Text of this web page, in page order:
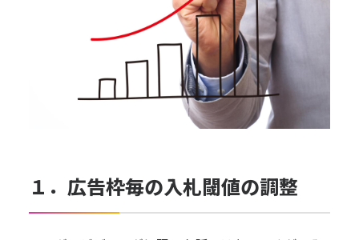
１．広告枠毎の入札閾値の調整